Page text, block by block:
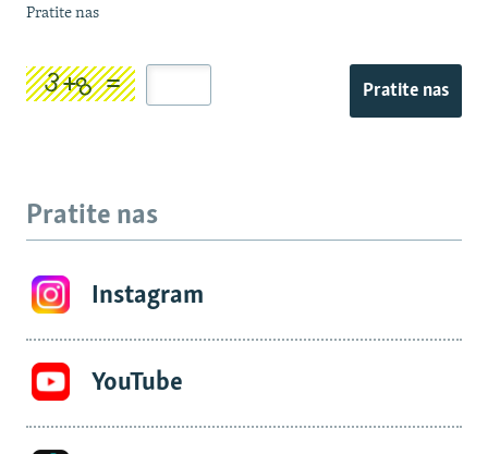
Pratite nas
Pratite nas
Pratite nas
Instagram
YouTube